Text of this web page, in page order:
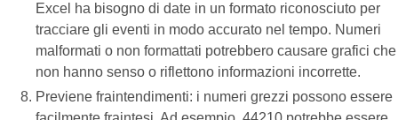
Excel ha bisogno di date in un formato riconosciuto per
tracciare gli eventi in modo accurato nel tempo. Numeri
malformati o non formattati potrebbero causare grafici che
non hanno senso o riflettono informazioni incorrette.
Previene fraintendimenti: i numeri grezzi possono essere